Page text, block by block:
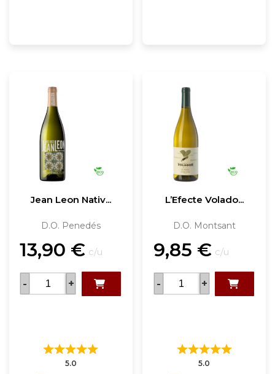
Jean Leon Nativ...
D.O. Penedés
13,90 € c/u
- +
5.0
L’Efecte Volado...
D.O. Montsant
9,85 € c/u
- +
5.0